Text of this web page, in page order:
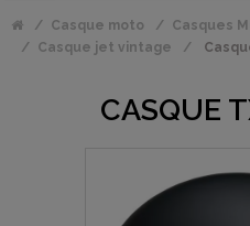
Casque moto
Casques
Casque jet vintage
CASQUE